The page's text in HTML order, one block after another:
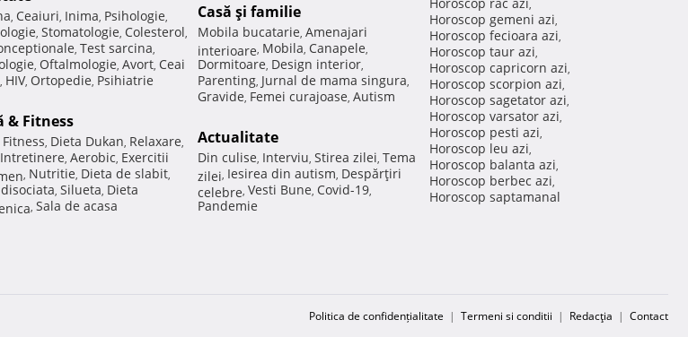
, Ceaiuri, Inima, Psihologie,
, Stomatologie, Colesterol,
, Test sarcina,
, Oftalmologie, Avort, Ceai
, HIV, Ortopedie, Psihiatrie
& Fitness
Fitness, Dieta Dukan, Relaxare,
Intretinere, Aerobic, Exercitii
, Nutritie, Dieta de slabit,
, Silueta, Dieta
, Sala de acasa
Casă şi familie
Mobila bucatarie, Amenajari
interioare, Mobila, Canapele,
Dormitoare, Design interior,
Parenting, Jurnal de mama singura,
Gravide, Femei curajoase, Autism
Actualitate
Din culise, Interviu, Stirea zilei, Tema
zilei, Iesirea din autism, Despărţiri
celebre, Vesti Bune, Covid-19,
Pandemie
,
Horoscop gemeni azi,
Horoscop fecioara azi,
Horoscop taur azi,
Horoscop capricorn azi,
Horoscop scorpion azi,
Horoscop sagetator azi,
Horoscop varsator azi,
Horoscop pesti azi,
Horoscop leu azi,
Horoscop balanta azi,
Horoscop berbec azi,
Horoscop saptamanal
Politica de confidențialitate | Termeni si conditii | Redacţia | Contact